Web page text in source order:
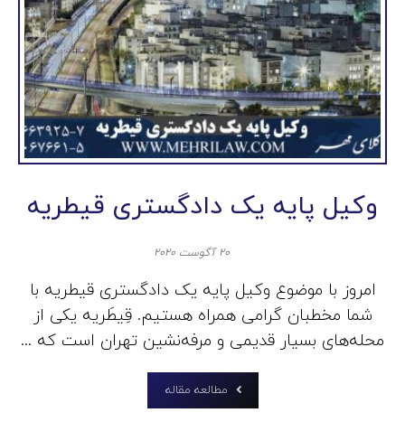
وکیل پایه یک دادگستری قیطریه
۲۰ آگوست ۲۰۲۰
امروز با موضوع وکیل پایه یک دادگستری قیطریه با
شما مخطبان گرامی همراه هستیم. قِیطَریه یکی از
محله‌های بسیار قدیمی و مرفه‌نشین تهران است که ...
مطالعه مقاله